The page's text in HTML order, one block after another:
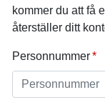
kommer du att få
återställer ditt
Personnummer